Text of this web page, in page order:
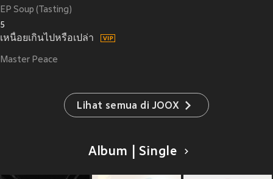
EP Soup (Tasting)
5
เหนื่อยเกินไปหรือเปล่า
Master Peace
Lihat semua di JOOX
Album | Single